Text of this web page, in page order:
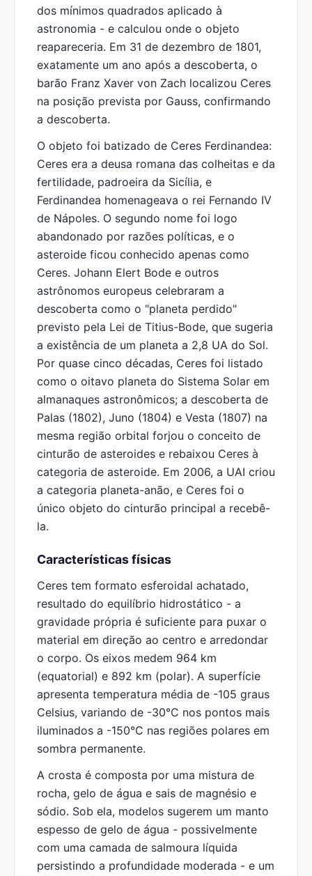
dos mínimos quadrados aplicado à
astronomia - e calculou onde o objeto
reapareceria. Em 31 de dezembro de 1801,
exatamente um ano após a descoberta, o
barão Franz Xaver von Zach localizou Ceres
na posição prevista por Gauss, confirmando
a descoberta.
O objeto foi batizado de Ceres Ferdinandea:
Ceres era a deusa romana das colheitas e da
fertilidade, padroeira da Sicília, e
Ferdinandea homenageava o rei Fernando IV
de Nápoles. O segundo nome foi logo
abandonado por razões políticas, e o
asteroide ficou conhecido apenas como
Ceres. Johann Elert Bode e outros
astrônomos europeus celebraram a
descoberta como o "planeta perdido"
previsto pela Lei de Titius-Bode, que sugeria
a existência de um planeta a 2,8 UA do Sol.
Por quase cinco décadas, Ceres foi listado
como o oitavo planeta do Sistema Solar em
almanaques astronômicos; a descoberta de
Palas (1802), Juno (1804) e Vesta (1807) na
mesma região orbital forjou o conceito de
cinturão de asteroides e rebaixou Ceres à
categoria de asteroide. Em 2006, a UAI criou
a categoria planeta-anão, e Ceres foi o
único objeto do cinturão principal a recebê-
la.
Características físicas
Ceres tem formato esferoidal achatado,
resultado do equilíbrio hidrostático - a
gravidade própria é suficiente para puxar o
material em direção ao centro e arredondar
o corpo. Os eixos medem 964 km
(equatorial) e 892 km (polar). A superfície
apresenta temperatura média de -105 graus
Celsius, variando de -30°C nos pontos mais
iluminados a -150°C nas regiões polares em
sombra permanente.
A crosta é composta por uma mistura de
rocha, gelo de água e sais de magnésio e
sódio. Sob ela, modelos sugerem um manto
espesso de gelo de água - possivelmente
com uma camada de salmoura líquida
persistindo a profundidade moderada - e um